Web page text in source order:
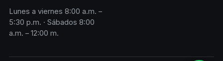
Lunes a viernes 8:00 a.m. –
5:30 p.m. · Sábados 8:00
a.m. – 12:00 m.